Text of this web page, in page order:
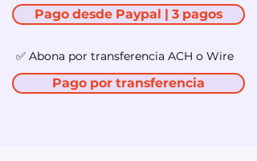
Pago desde Paypal | 3 pagos
✅ Abona por transferencia ACH o Wire
Pago por transferencia